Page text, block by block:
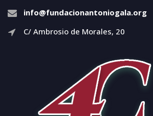
info@fundacionantoniogala.org
C/ Ambrosio de Morales, 20